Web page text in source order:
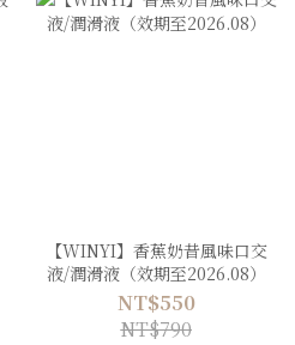
【WINYI】香蕉奶昔風味口交
液/潤滑液（效期至2026.08）
NT$550
NT$790